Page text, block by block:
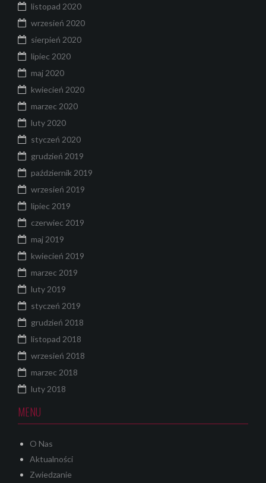
listopad 2020
wrzesień 2020
sierpień 2020
lipiec 2020
maj 2020
kwiecień 2020
marzec 2020
luty 2020
styczeń 2020
grudzień 2019
październik 2019
wrzesień 2019
lipiec 2019
czerwiec 2019
maj 2019
kwiecień 2019
marzec 2019
luty 2019
styczeń 2019
grudzień 2018
listopad 2018
wrzesień 2018
marzec 2018
luty 2018
MENU
O Nas
Aktualności
Zwiedzanie